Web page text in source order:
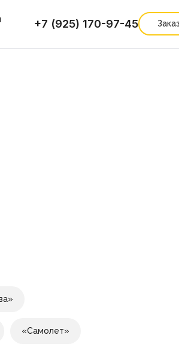
+7 (925) 170-97-45
«Самолет»